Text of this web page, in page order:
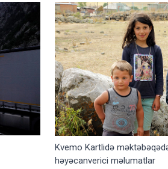
Kvemo Kartlidə
həyəcanverici məlumatlar